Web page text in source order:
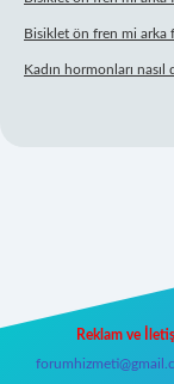
Bisiklet ön fren mi arka
Kadın hormonları nasıl
Reklam ve